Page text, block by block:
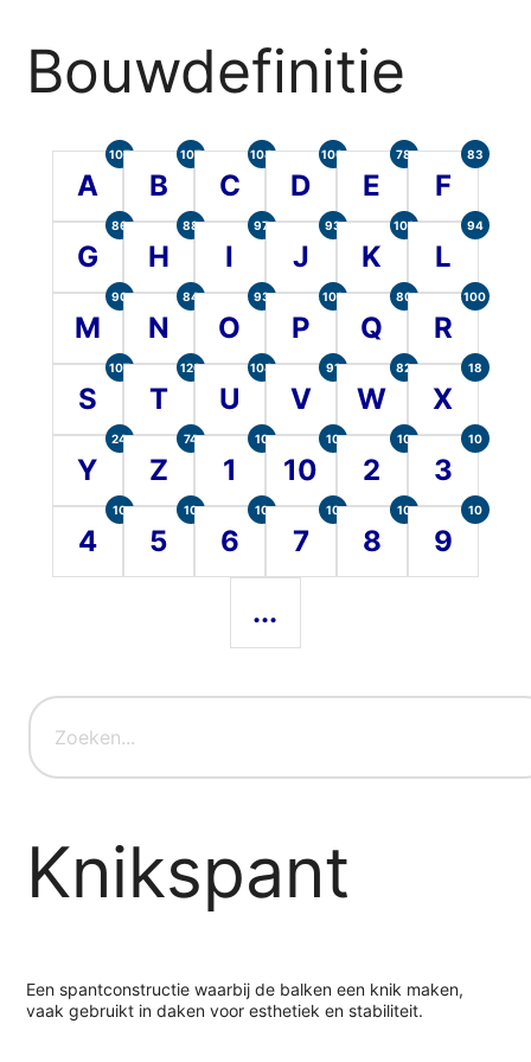
Bouwdefinitie
A
105
B
107
C
104
D
100
E
78
F
83
G
86
H
88
I
97
J
93
K
101
L
94
M
90
N
84
O
93
P
101
Q
80
R
100
S
107
T
120
U
104
V
91
W
82
X
18
Y
24
Z
74
1
10
10
10
2
10
3
10
4
10
5
10
6
10
7
10
8
10
9
10
...
Knikspant
Een spantconstructie waarbij de balken een knik maken,
vaak gebruikt in daken voor esthetiek en stabiliteit.